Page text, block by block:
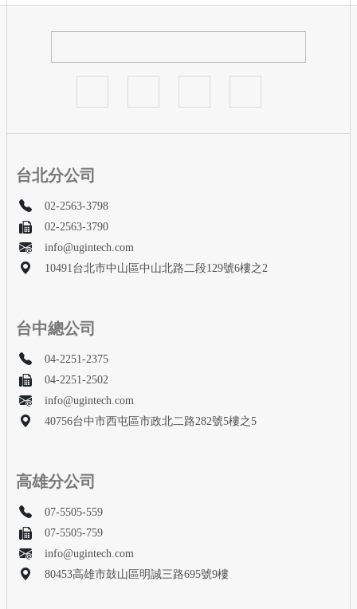
台北分公司
02-2563-3798
02-2563-3790
info@ugintech.com
10491台北市中山區中山北路二段129號6樓之2
台中總公司
04-2251-2375
04-2251-2502
info@ugintech.com
40756台中市西屯區市政北二路282號5樓之5
高雄分公司
07-5505-559
07-5505-759
info@ugintech.com
80453高雄市鼓山區明誠三路695號9樓